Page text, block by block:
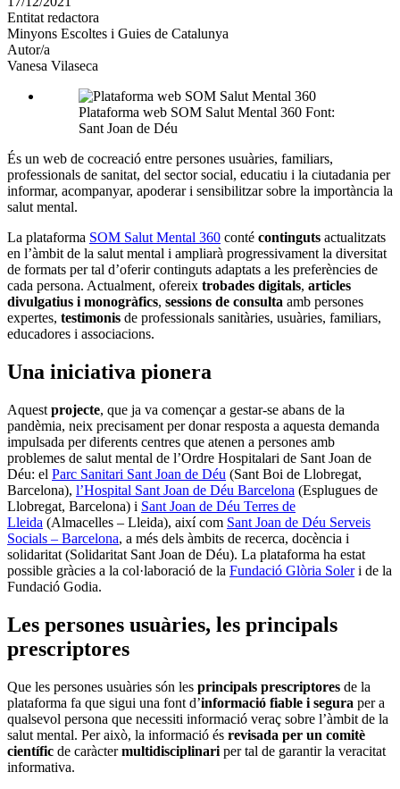
altres
xarxes
socials
Entitat redactora
Minyons Escoltes i Guies de Catalunya
Autor/a
Vanesa Vilaseca
Plataforma web SOM Salut Mental 360 Font:
Sant Joan de Déu
És un web de cocreació entre persones usuàries, familiars,
professionals de sanitat, del sector social, educatiu i la ciutadania per
informar, acompanyar, apoderar i sensibilitzar sobre la importància la
salut mental.
La plataforma SOM Salut Mental 360 conté continguts actualitzats
en l’àmbit de la salut mental i ampliarà progressivament la diversitat
de formats per tal d’oferir continguts adaptats a les preferències de
cada persona. Actualment, ofereix trobades digitals, articles
divulgatius i monogràfics, sessions de consulta amb persones
expertes, testimonis de professionals sanitàries, usuàries, familiars,
educadores i associacions.
Una iniciativa pionera
Aquest projecte, que ja va començar a gestar-se abans de la
pandèmia, neix precisament per donar resposta a aquesta demanda
impulsada per diferents centres que atenen a persones amb
problemes de salut mental de l’Ordre Hospitalari de Sant Joan de
Déu: el Parc Sanitari Sant Joan de Déu (Sant Boi de Llobregat,
Barcelona), l’Hospital Sant Joan de Déu Barcelona (Esplugues de
Llobregat, Barcelona) i Sant Joan de Déu Terres de
Lleida (Almacelles – Lleida), així com Sant Joan de Déu Serveis
Socials – Barcelona, a més dels àmbits de recerca, docència i
solidaritat (Solidaritat Sant Joan de Déu). La plataforma ha estat
possible gràcies a la col·laboració de la Fundació Glòria Soleri de la
Fundació Godia.
Les persones usuàries, les principals
prescriptores
Que les persones usuàries són les principals prescriptores de la
plataforma fa que sigui una font d’informació fiable i segura per a
qualsevol persona que necessiti informació veraç sobre l’àmbit de la
salut mental. Per això, la informació és revisada per un comitè
científic de caràctermultidisciplinari per tal de garantir la veracitat
informativa.